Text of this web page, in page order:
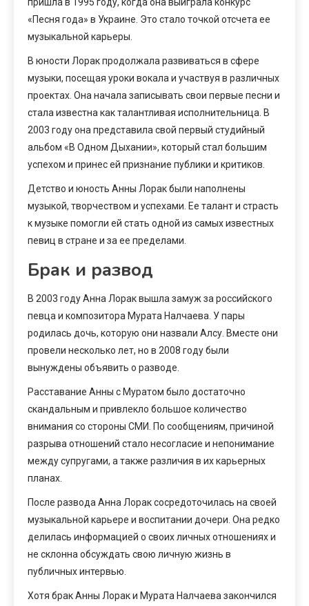
«Песня года» в Украине. Это стало точкой отсчета ее
музыкальной карьеры.
В юности Лорак продолжала развиваться в сфере
музыки, посещая уроки вокала и участвуя в различных
проектах. Она начала записывать свои первые песни и
стала известна как талантливая исполнительница. В
2003 году она представила свой первый студийный
альбом «В Одном Дыхании», который стал большим
успехом и принес ей признание публики и критиков.
Детство и юность Анны Лорак были наполнены
музыкой, творчеством и успехами. Ее талант и страсть
к музыке помогли ей стать одной из самых известных
певиц в стране и за ее пределами.
Брак и развод
В 2003 году Анна Лорак вышла замуж за российского
певца и композитора Мурата Налчаева. У пары
родилась дочь, которую они назвали Алсу. Вместе они
провели несколько лет, но в 2008 году были
вынуждены объявить о разводе.
Расставание Анны с Муратом было достаточно
скандальным и привлекло большое количество
внимания со стороны СМИ. По сообщениям, причиной
разрыва отношений стало несогласие и непонимание
между супругами, а также различия в их карьерных
планах.
После развода Анна Лорак сосредоточилась на своей
музыкальной карьере и воспитании дочери. Она редко
делилась информацией о своих личных отношениях и
не склонна обсуждать свою личную жизнь в
публичных интервью.
Хотя брак Анны Лорак и Мурата Налчаева закончился